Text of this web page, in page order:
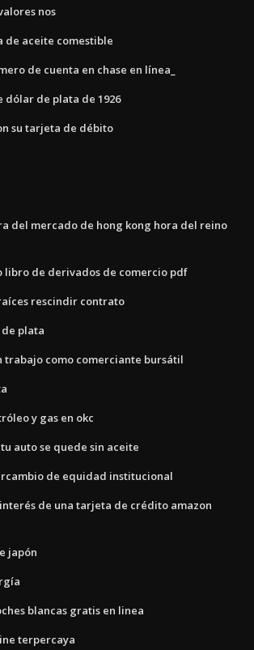
nos
de aceite comestible
de cuenta en chase en línea_
dólar de plata de 1926
su tarjeta de débito
del mercado de hong kong hora del reino
libro de derivados de comercio pdf
rescindir contrato
plata
trabajo como comerciante bursátil
y gas en okc
auto se quede sin aceite
de equidad institucional
de una tarjeta de crédito amazon
japón
blancas gratis en linea
terpercaya